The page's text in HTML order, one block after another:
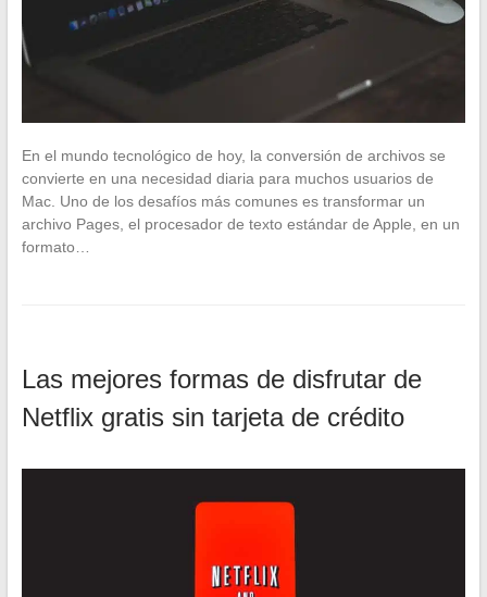
En el mundo tecnológico de hoy, la conversión de archivos se
convierte en una necesidad diaria para muchos usuarios de
Mac. Uno de los desafíos más comunes es transformar un
archivo Pages, el procesador de texto estándar de Apple, en un
formato…
Las mejores formas de disfrutar de
Netflix gratis sin tarjeta de crédito